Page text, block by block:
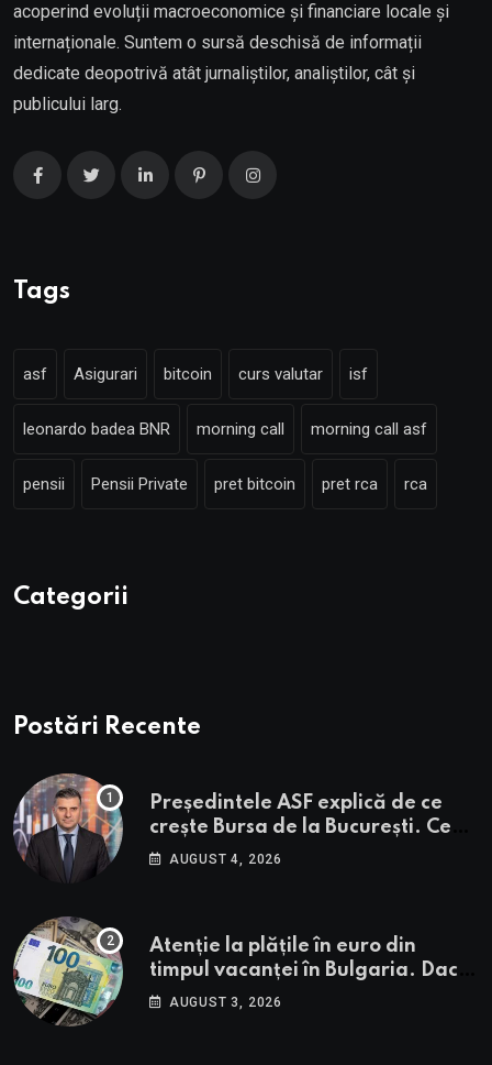
acoperind evoluții macroeconomice și financiare locale și
internaționale. Suntem o sursă deschisă de informații
dedicate deopotrivă atât jurnaliștilor, analiștilor, cât și
publicului larg.
Tags
asf Asigurari bitcoin curs valutar isf
leonardo badea BNR morning call morning call asf
pensii Pensii Private pret bitcoin pret rca rca
Categorii
Postări Recente
Președintele ASF explică de ce
crește Bursa de la București. Ce
urmează pentru BVB potrivit lui
AUGUST 4, 2026
Atenție la plățile în euro din
timpul vacanței în Bulgaria. Dacă
în România cele mai falsificate
AUGUST 3, 2026